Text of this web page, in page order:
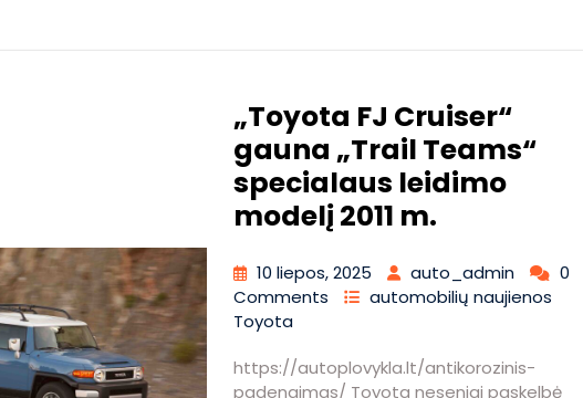
„Toyota FJ Cruiser“
gauna „Trail Teams“
specialaus leidimo
modelį 2011 m.
10 liepos, 2025 auto_admin
0
Comments
automobilių naujienos
Toyota
https://autoplovykla.lt/antikorozinis-
padengimas/ Toyota neseniai paskelbė